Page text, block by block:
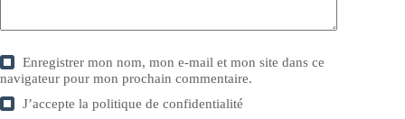
Enregistrer mon nom, mon e-mail et mon site dans ce
navigateur pour mon prochain commentaire.
J’accepte lapolitique de confidentialité